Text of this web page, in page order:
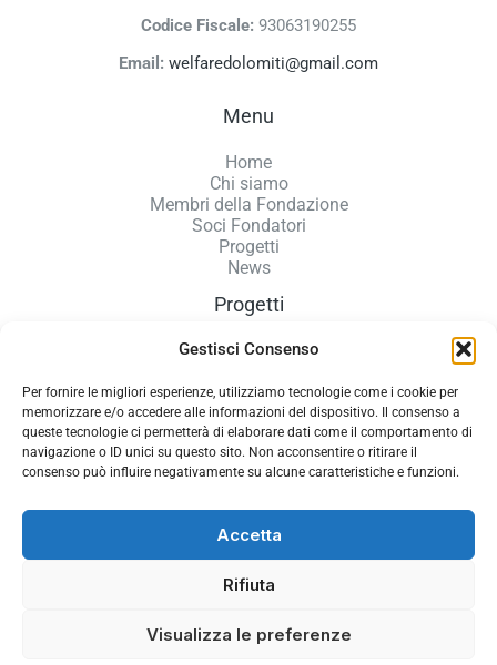
Gestisci Consenso
Per fornire le migliori esperienze, utilizziamo tecnologie come i cookie per
memorizzare e/o accedere alle informazioni del dispositivo. Il consenso a
queste tecnologie ci permetterà di elaborare dati come il comportamento di
navigazione o ID unici su questo sito. Non acconsentire o ritirare il
consenso può influire negativamente su alcune caratteristiche e funzioni.
Accetta
Rifiuta
Visualizza le preferenze
Codice Fiscale: 93063190255
Email: welfaredolomiti@gmail.com
Menu
Home
Chi siamo
Membri della Fondazione
Soci Fondatori
Progetti
News
Progetti
Accoglienza donne
Nidi sopra i 700 m
Sportello virtuale GROW
Privacy Policy
Cookie Policy
Copyright © 2026 Fondazione Welfare Dolomiti Belluno
Strange Design